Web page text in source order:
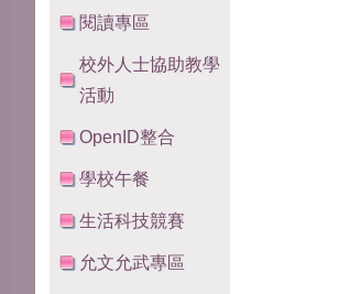
閱讀專區
校外人士協助教學
活動
OpenID整合
學校午餐
生活科技競賽
允文允武專區